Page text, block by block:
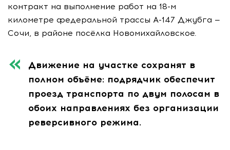
контракт на выполнение работ на 18-м
километре федеральной трассы А-147 Джубга —
Сочи, в районе посёлка Новомихайловское.
Движение на участке сохранят в
полном объёме: подрядчик обеспечит
проезд транспорта по двум полосам в
обоих направлениях без организации
реверсивного режима.